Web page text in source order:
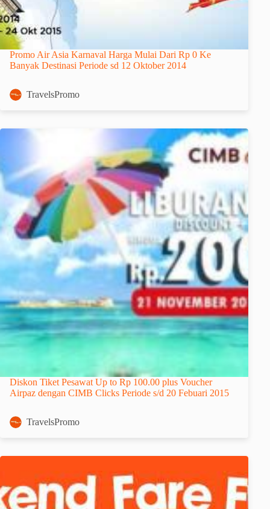
Promo Air Asia Karnaval Harga Mulai Dari Rp 0 Ke
Banyak Destinasi Periode sd 12 Oktober 2014
TravelsPromo
Diskon Tiket Pesawat Up to Rp 100.00 plus Voucher
Airpaz dengan CIMB Clicks Periode s/d 20 Febuari 2015
TravelsPromo